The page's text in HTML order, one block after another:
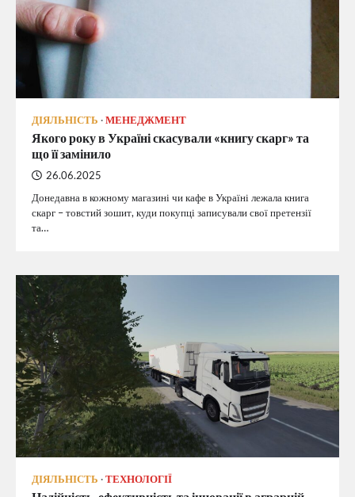
ДІЯЛЬНІСТЬ МЕНЕДЖМЕНТ
Якого року в Україні скасували «книгу скарг» та
що її замінило
26.06.2025
Донедавна в кожному магазині чи кафе в Україні лежала книга
скарг – товстий зошит, куди покупці записували свої претензії
та…
ДІЯЛЬНІСТЬ ТЕХНОЛОГІЇ